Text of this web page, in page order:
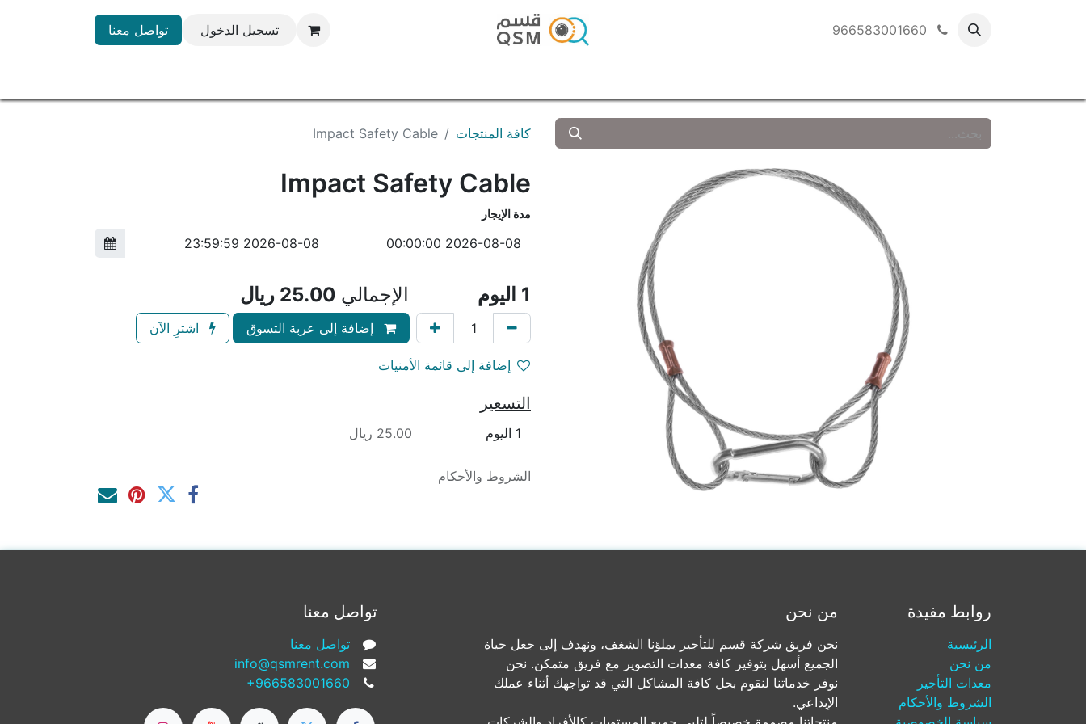
تسجيل الدخول تواصل معنا
كافة المنتجات Impact Safety Cable
Impact Safety Cable
مدة الإيجار
1 اليوم الإجمالي 25.00 ريال
إضافة إلى عربة التسوق اشترِ الآن
إضافة إلى قائمة الأمنيات
التسعير
1 اليوم 25.00 ريال
الشروط والأحكام
روابط مفيدة
الرئيسية
من نحن
معدات التأجير
الشروط والأحكام
من نحن
نحن فريق شركة قسم للتأجير يملؤنا الشغف، ونهدف إلى جعل حياة
الجميع أسهل بتوفير كافة معدات التصوير مع فريق متمكن. نحن
نوفر خدماتنا لنقوم بحل كافة المشاكل التي قد تواجهك أثناء عملك
الإبداعي.
تواصل معنا
تواصل معنا
info@qsmrent.com
+966583001660